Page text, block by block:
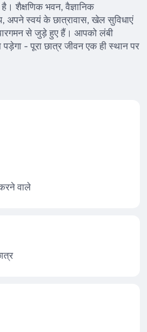
शैक्षणिक भवन, वैज्ञानिक
अपने स्वयं के छात्रावास, खेल सुविधाएं
से जुड़े हुए हैं। आपको लंबी
पड़ेगा - पूरा छात्र जीवन एक ही स्थान पर
वाले